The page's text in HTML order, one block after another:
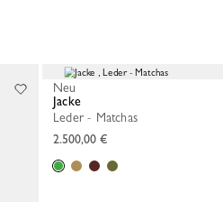
Jacke
Leder - Matchas
2.500,00 €
Neu